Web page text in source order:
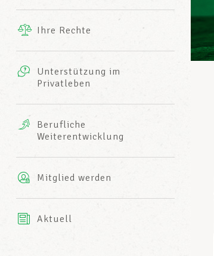
INFO-CENTER
des LCGBs
Ihre Rechte
Unterstützung im
Privatleben
Leistungen
Mutuelle
AXA
Berufliche
Weiterentwicklung
Mitglied werden
Aktuell